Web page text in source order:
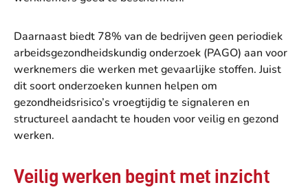
Daarnaast biedt 78% van de bedrijven geen periodiek
arbeidsgezondheidskundig onderzoek (PAGO) aan voor
werknemers die werken met gevaarlijke stoffen. Juist
dit soort onderzoeken kunnen helpen om
gezondheidsrisico’s vroegtijdig te signaleren en
structureel aandacht te houden voor veilig en gezond
werken.
Veilig werken begint met inzicht